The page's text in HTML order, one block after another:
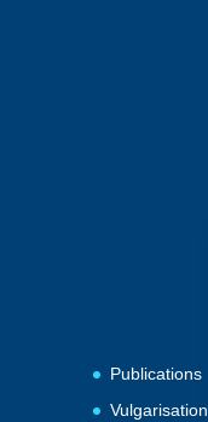
Publications
Vulgarisation